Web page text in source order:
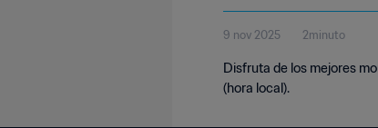
9 nov 2025 2minuto
Disfruta de los mejores
(hora local).